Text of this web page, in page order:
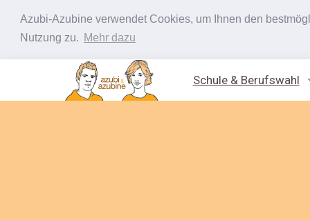
Azubi-Azubine verwendet Cookies, um Ihnen den
Nutzung zu. Mehr dazu
Schule & Berufswahl